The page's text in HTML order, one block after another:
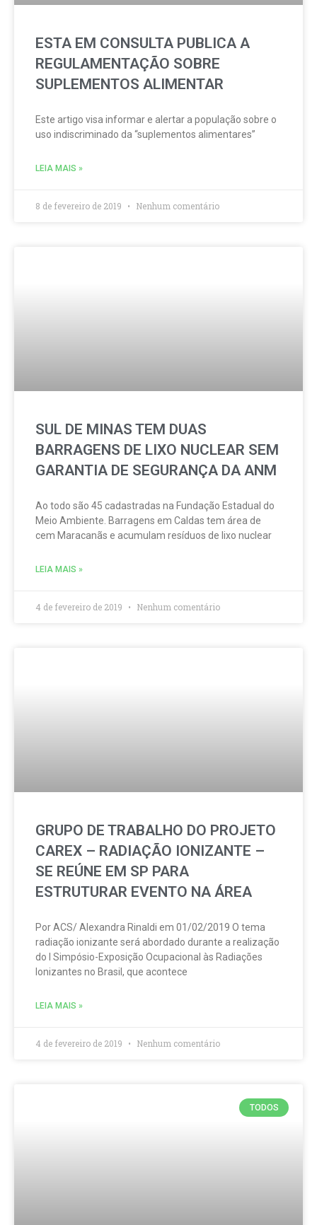
ESTA EM CONSULTA PUBLICA A
REGULAMENTAÇÃO SOBRE
SUPLEMENTOS ALIMENTAR
Este artigo visa informar e alertar a população sobre o
uso indiscriminado da “suplementos alimentares”
LEIA MAIS »
8 de fevereiro de 2019 Nenhum comentário
SUL DE MINAS TEM DUAS
BARRAGENS DE LIXO NUCLEAR SEM
GARANTIA DE SEGURANÇA DA ANM
Ao todo são 45 cadastradas na Fundação Estadual do
Meio Ambiente. Barragens em Caldas tem área de
cem Maracanãs e acumulam resíduos de lixo nuclear
LEIA MAIS »
4 de fevereiro de 2019 Nenhum comentário
GRUPO DE TRABALHO DO PROJETO
CAREX – RADIAÇÃO IONIZANTE –
SE REÚNE EM SP PARA
ESTRUTURAR EVENTO NA ÁREA
Por ACS/ Alexandra Rinaldi em 01/02/2019 O tema
radiação ionizante será abordado durante a realização
do I Simpósio-Exposição Ocupacional às Radiações
Ionizantes no Brasil, que acontece
LEIA MAIS »
4 de fevereiro de 2019 Nenhum comentário
TODOS